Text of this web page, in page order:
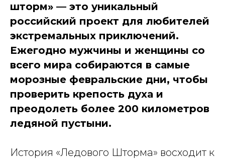
шторм» — это уникальный
российский проект для любителей
экстремальных приключений.
Ежегодно мужчины и женщины со
всего мира собираются в самые
морозные февральские дни, чтобы
проверить крепость духа и
преодолеть более 200 километров
ледяной пустыни.
История «Ледового Шторма» восходит к